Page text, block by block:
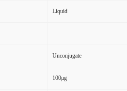
Liquid
Unconjugate
100μg